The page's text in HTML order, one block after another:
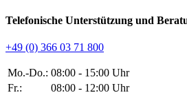
Telefonische Unterstützung und
+49 (0) 366 03 71 800
Mo.-Do.: 08:00 - 15:00 Uhr
Fr.:
08:00 - 12:00 Uhr